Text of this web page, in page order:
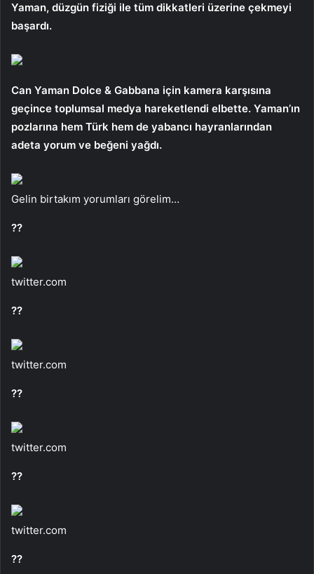
Yaman, düzgün fiziği ile tüm dikkatleri üzerine çekmeyi
başardı.
Can Yaman Dolce & Gabbana için kamera karşısına
geçince toplumsal medya hareketlendi elbette. Yaman’ın
pozlarına hem Türk hem de yabancı hayranlarından
adeta yorum ve beğeni yağdı.
Gelin birtakım yorumları görelim…
??
twitter.com
??
twitter.com
??
twitter.com
??
twitter.com
??